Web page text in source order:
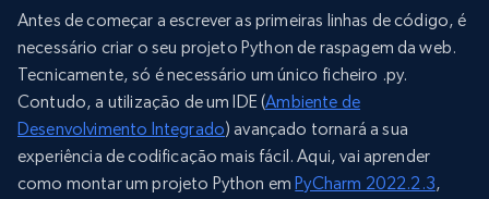
Antes de começar a escrever as primeiras linhas de código, é
necessário criar o seu projeto Python de raspagem da web.
Tecnicamente, só é necessário um único ficheiro .py.
Contudo, a utilização de um IDE (Ambiente de
Desenvolvimento Integrado) avançado tornará a sua
experiência de codificação mais fácil. Aqui, vai aprender
como montar um projeto Python em PyCharm 2022.2.3,